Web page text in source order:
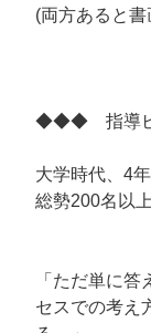
(両方あると
◆◆◆ 指導
大学時代、4
総勢200名以
「ただ単に
セスでの考え